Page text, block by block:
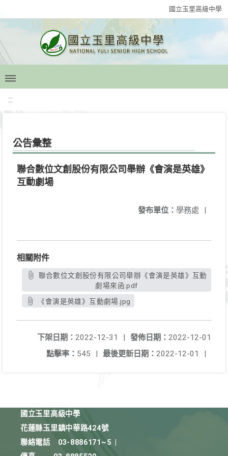
國立玉里高級中學
:::
公告彙整
聯合數位文創股份有限公司舉辦《會演是英雄》
互動劇場
發布單位： 學務處 |
相關附件
劇場來函.pdf
《會演是英雄》互動劇場.jpg
發佈日期： 2022-12-01
下架日期： 2022-12-31
|
最後更新日期： 2022-12-01 |
點擊率： 545 |
國立玉里高級中學
花蓮縣玉里鎮中華路424號
聯絡電話
03-8886171~5